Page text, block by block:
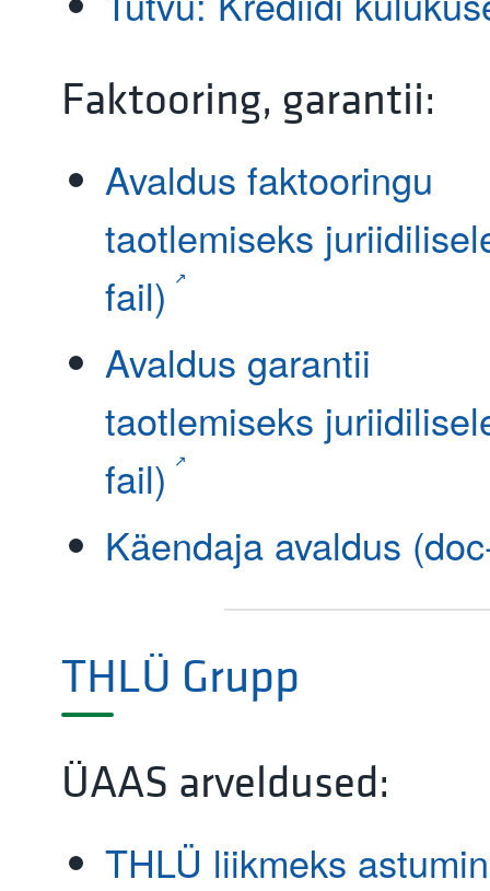
Faktooring, garantii:
Avaldus faktooringu
taotlemiseks
fail)
Avaldus garantii
taotlemiseks
fail)
Käendaja avaldus
THLÜ Grupp
ÜAAS arveldused:
THLÜ liikmeks